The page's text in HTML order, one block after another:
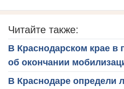
Читайте также:
В Краснодарском крае в
об окончании
В Краснодаре определи